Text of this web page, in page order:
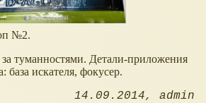
№2.
туманностями. Детали-приложения
база искателя, фокусер.
14.09.2014 admin